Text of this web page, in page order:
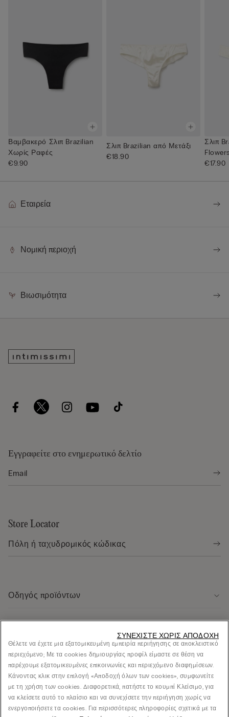
Βαμβακερό Σλιπ Brazilian
Χωρίς Ραφές
€9.90
Σλιπ Brazilian από Μετάξι
€18.90
Σλιπ
€17.90
Εταιρεία
Νομική περιοχή
Βιωσιμότητα
Εγγραφείτε στο ενημερωτικό δελτίο
Store Locator
Οδηγός προϊόντων
Νομική περιοχή
Εταιρεία
Θέλετε να έχετε μια εξατομικευμένη εμπειρία περιήγησης σε αποκλειστικό
περιεχόμενο; Με τα cookies δημιουργίας προφίλ είμαστε σε θέση να
παρέχουμε εξατομικευμένες επικοινωνίες και περιεχόμενο διαφημίσεων.
Κάνοντας κλικ στην επιλογή «Αποδοχή όλων των cookies», συμφωνείτε
με τη χρήση των cookies. Διαφορετικά, πατήστε το κουμπί Κλείσιμο, για
να κλείσετε αυτό το πλαίσιο και να συνεχίσετε την περιήγηση χωρίς να
ενεργοποιήσετε τα cookies. Για περισσότερες πληροφορίες σχετικά με τα
ΣΥΝΕΧΊΣΤΕ ΧΩΡΊΣ ΑΠΟΔΟΧΉ